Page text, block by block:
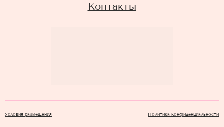
Контакты
Условия размещения Политика конфиденциальности